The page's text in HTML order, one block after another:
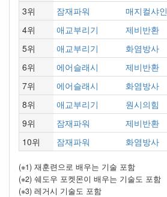
3위
잠재파워 매지컬샤인
4위
애교부리기 제비반환
5위
애교부리기 화염방사
6위
에어슬래시 제비반환
7위
에어슬래시 화염방사
8위
애교부리기 원시의힘
9위
잠재파워 제비반환
10위
잠재파워 화염방사
(※1) 재훈련으로 배우는 기술 포함
(※2) 쉐도우 포켓몬이 배우는 기술도 포함
(※3) 레거시 기술도 포함